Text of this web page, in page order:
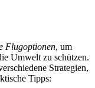
Flugoptionen, um
Umwelt zu schützen.
Strategien,
Tipps: